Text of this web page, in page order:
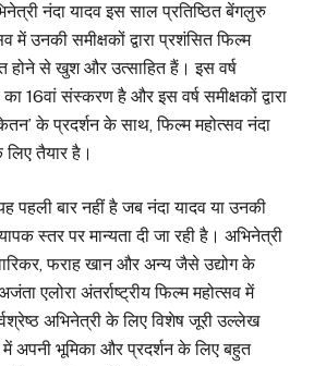
नंदा यादव इस साल प्रतिष्ठित बेंगलुरु
में उनकी समीक्षकों द्वारा प्रशंसित फिल्म
होने से खुश और उत्साहित हैं। इस वर्ष
का 16वां संस्करण है और इस वर्ष समीक्षकों द्वारा
के प्रदर्शन के साथ, फिल्म महोत्सव नंदा
तैयार है।
पहली बार नहीं है जब नंदा यादव या उनकी
स्तर पर मान्यता दी जा रही है। अभिनेत्री
फराह खान और अन्य जैसे उद्योग के
एलोरा अंतर्राष्ट्रीय फिल्म महोत्सव में
अभिनेत्री के लिए विशेष जूरी उल्लेख
में अपनी भूमिका और प्रदर्शन के लिए बहुत